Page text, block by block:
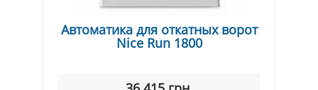
Автоматика для откатных ворот
Nice Run 1800